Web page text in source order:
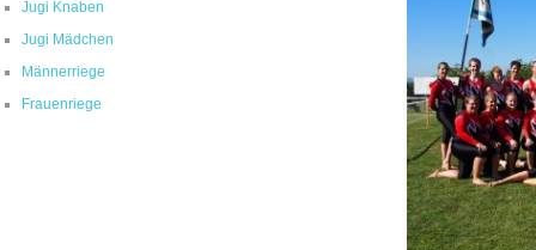
Jugi Knaben
Jugi Mädchen
Männerriege
Frauenriege